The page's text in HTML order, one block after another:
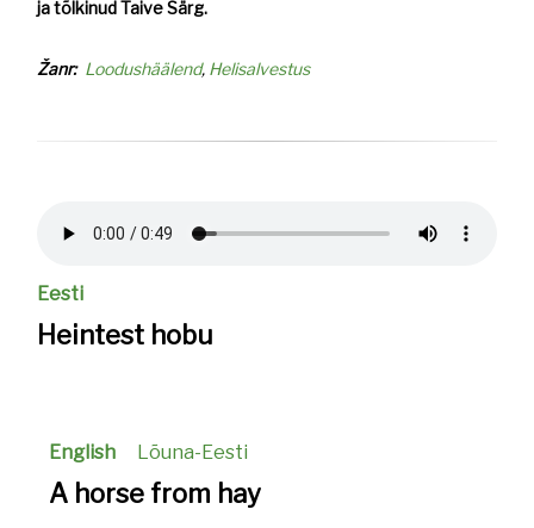
ja tõlkinud Taive Särg.
Žanr Loodushäälend Helisalvestus
Eesti
Heintest hobu
English Lõuna-Eesti
A horse from hay